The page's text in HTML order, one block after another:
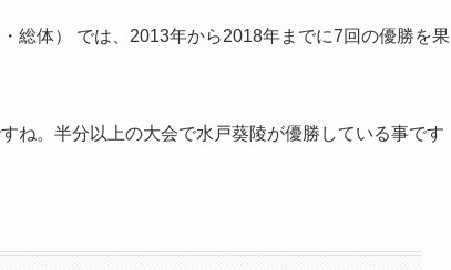
総体） では、2013年から2018年までに7回の優勝を果
ね。半分以上の大会で水戸葵陵が優勝している事です